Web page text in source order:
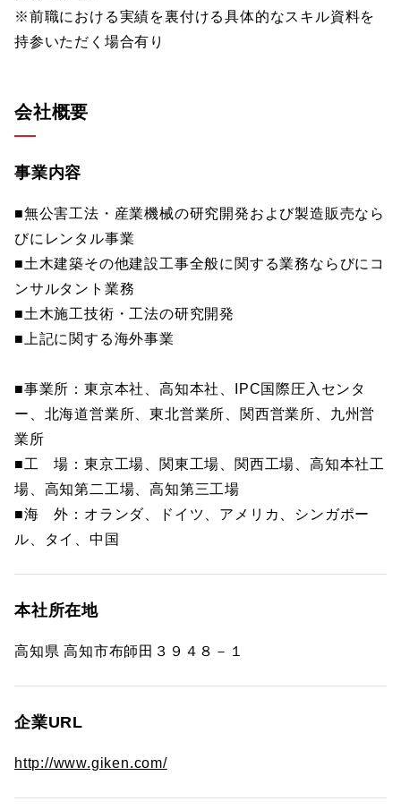
※前職における実績を裏付ける具体的なスキル資料を
持参いただく場合有り
会社概要
事業内容
■無公害工法・産業機械の研究開発および製造販売なら
びにレンタル事業
■土木建築その他建設工事全般に関する業務ならびにコ
ンサルタント業務
■土木施工技術・工法の研究開発
■上記に関する海外事業
■事業所：東京本社、高知本社、IPC国際圧入センタ
ー、北海道営業所、東北営業所、関西営業所、九州営
業所
■工 場：東京工場、関東工場、関西工場、高知本社工
場、高知第二工場、高知第三工場
■海 外：オランダ、ドイツ、アメリカ、シンガポー
ル、タイ、中国
本社所在地
高知県 高知市布師田３９４８－１
企業URL
http://www.giken.com/